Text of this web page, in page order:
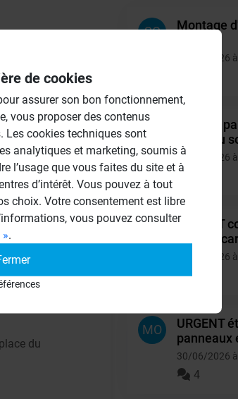
de verre +
ou bien faut-il
du
SC
Montage
10/07/2026
JO
Collage
appui au
06/07/2026
URGENT
et colle
30/06/2026
4
MO
URGENT
panneaux
30/06/2026
4
de cookies
assurer son bon fonctionnement,
vous proposer des contenus
Les cookies techniques sont
analytiques et marketing, soumis à
l’usage que vous faites du site et à
d’intérêt. Vous pouvez à tout
choix. Votre consentement est libre
vous pouvez consulter
.